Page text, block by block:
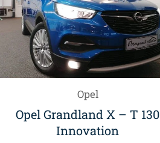
Opel
Opel Grandland X – T 130
Innovation